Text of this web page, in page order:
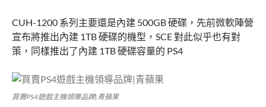
CUH-1200 系列主要還是內建 500GB 硬碟，先前微軟陣營
宣布將推出內建 1TB 硬碟的機型，SCE 對此似乎也有對
策，同樣推出了內建 1TB 硬碟容量的 PS4
買賣PS4遊戲主機領導品牌|青蘋果